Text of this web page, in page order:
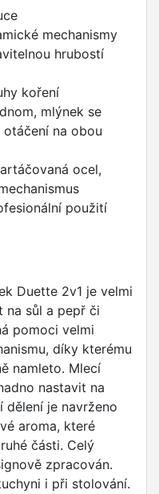
mechanismy
hrubostí
koření
mlýnek se
na obou
ocel,
použití
Duette 2v1 je velmi
na sůl a pepř či
pomoci velmi
díky kterému
namleto. Mlecí
nastavit na
dělení je navrženo
aroma, které
části. Celý
zpracován.
i při stolování.